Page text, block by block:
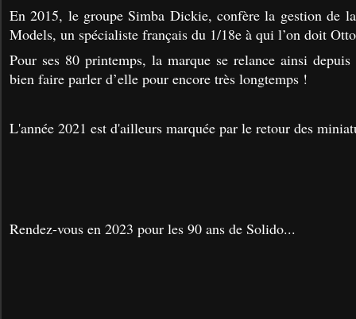
En 2015, le groupe Simba Dickie, confère la gestion de
Models, un spécialiste français du 1/18e à qui l’on doit
Pour ses 80 printemps, la marque se relance ainsi
bien faire parler d’elle pour encore très longtemps !
L'année 2021 est d'ailleurs marquée par le retour des
Rendez-vous en 2023 pour les 90 ans de Solido...